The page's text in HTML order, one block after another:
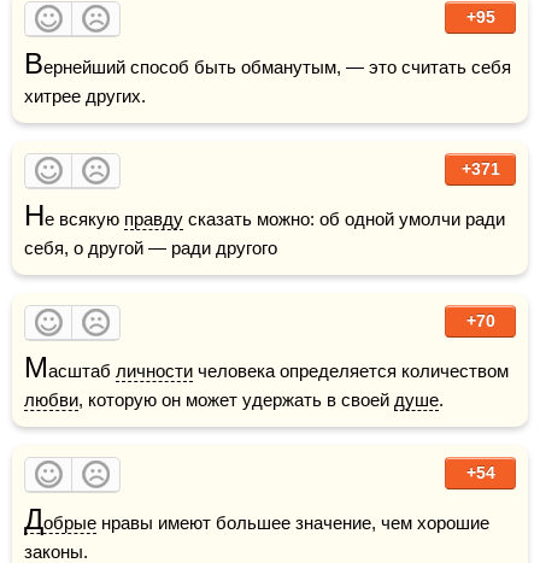
+95
Вернейший способ быть обманутым, — это считать себя
хитрее других.
+371
Не всякую правду сказать можно: об одной умолчи ради
себя, о другой — ради другого
+70
Масштаб личности
любви, которую он может удержать в своей душе.
+54
Добрые нравы имеют большее значение, чем хорошие
законы.